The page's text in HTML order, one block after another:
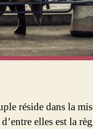
réside dans la
elles est la